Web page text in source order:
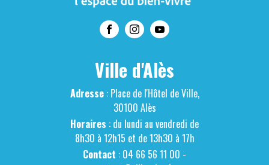
Ville d'Alès
Adresse: Place de l'Hôtel de Ville,
30100 Alès
Horaires : du lundi au vendredi de
8h30 à 12h15 et de 13h30 à 17h
Contact : 04 66 56 11 00 -